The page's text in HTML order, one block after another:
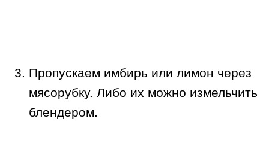
Пропускаем имбирь или лимон через
мясорубку. Либо их можно измельчить
блендером.